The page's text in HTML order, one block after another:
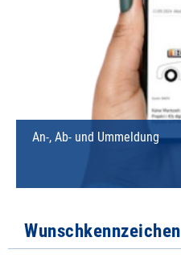
An-, Ab- und Ummeldung
Wunschkennzeichen